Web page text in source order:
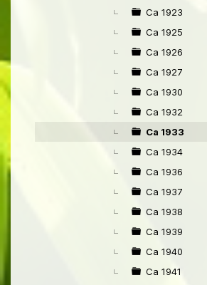
Ca 1923
Ca 1925
Ca 1926
Ca 1927
Ca 1930
Ca 1932
Ca 1933
Ca 1934
Ca 1936
Ca 1937
Ca 1938
Ca 1939
Ca 1940
Ca 1941